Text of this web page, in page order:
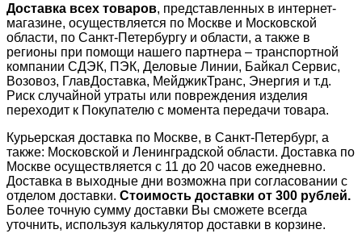
Доставка всех товаров, представленных в интернет-
магазине, осуществляется по Москве и Московской
области, по Санкт-Петербургу и области, а также в
регионы при помощи нашего партнера – транспортной
компании СДЭК, ПЭК, Деловые Линии, Байкал Сервис,
Возовоз, ГлавДоставка, МейджикТранс, Энергия и т.д.
Риск случайной утраты или повреждения изделия
переходит к Покупателю с момента передачи товара.
Курьерская доставка по Москве, в Санкт-Петербург, а
также: Московской и Ленинградской области. Доставка по
Москве осуществляется с 11 до 20 часов ежедневно.
Доставка в выходные дни возможна при согласовании с
отделом доставки. Стоимость доставки от 300 рублей.
Более точную сумму доставки Вы сможете всегда
уточнить, используя калькулятор доставки в корзине.